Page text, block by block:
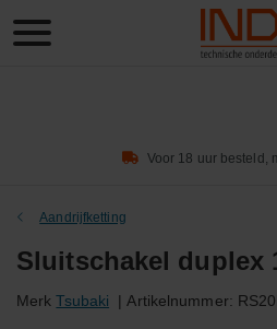
Product
zoeken
Voor 18 uur besteld,
Aandrijfketting
Sluitschakel duplex
Merk Tsubaki | Artikelnummer: